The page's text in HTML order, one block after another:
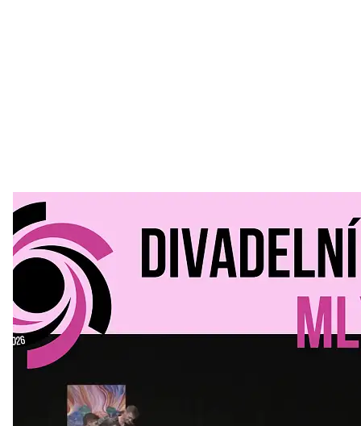
Divadelní Mlýn 30. 07. 2026
Kultura a volný čas
Divadelní mlýn. 15. až 18. října KD
MLEJN. Vstupenky již v prodeji.
Přijďte na přátelský festival divadla a inspirace 15. až 18.
října 2026 Vstupenky již v prodeji na GOOUT -
https://divadelnimlyn.cz/vstupenky Představ si čtyři dny